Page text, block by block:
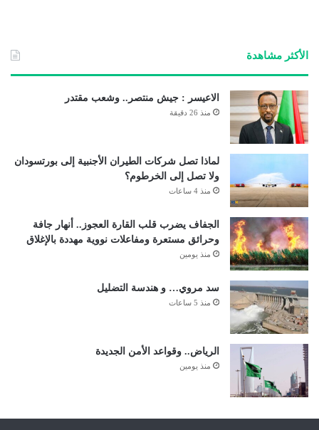
الأكثر مشاهدة
الاعيسر : جيش منتصر.. وشعب مقتدر
منذ 26 دقيقة
لماذا تصل شركات الطيران الأجنبية إلى بورتسودان
ولا تصل إلى الخرطوم؟
منذ 4 ساعات
الجفاف يضرب قلب القارة العجوز.. أنهار جافة
وحرائق مستعرة ومفاعلات نووية مهددة بالإغلاق
منذ يومين
سد مروي… و هندسة التضليل
منذ 5 ساعات
الرياض.. وقواعد الأمن الجديدة
منذ يومين